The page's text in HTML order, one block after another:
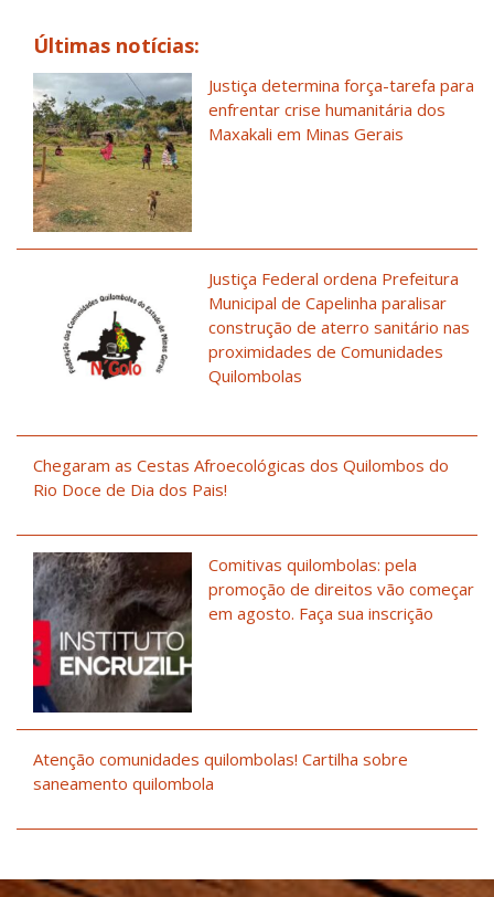
Últimas notícias:
Justiça determina força-tarefa para
enfrentar crise humanitária dos
Maxakali em Minas Gerais
Justiça Federal ordena Prefeitura
Municipal de Capelinha paralisar
construção de aterro sanitário nas
proximidades de Comunidades
Quilombolas
Chegaram as Cestas Afroecológicas dos Quilombos do
Rio Doce de Dia dos Pais!
Comitivas quilombolas: pela
promoção de direitos vão começar
em agosto. Faça sua inscrição
Atenção comunidades quilombolas! Cartilha sobre
saneamento quilombola